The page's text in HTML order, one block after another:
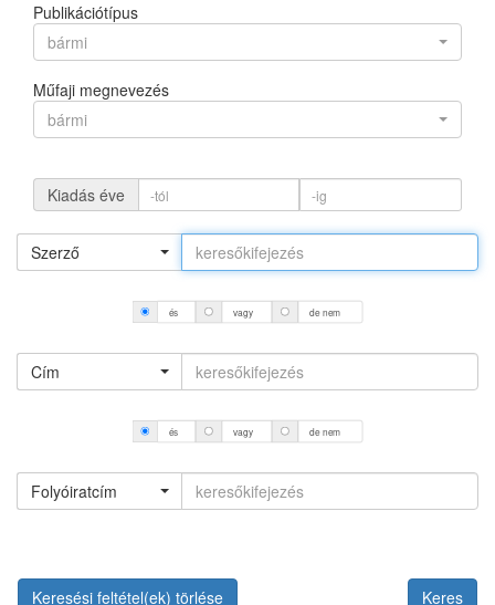
Publikációtípus
bármi
Műfaji megnevezés
bármi
Kiadás éve
Szerző
és vagy de nem
Cím
és vagy de nem
Folyóiratcím
Keresési feltétel(ek) törlése